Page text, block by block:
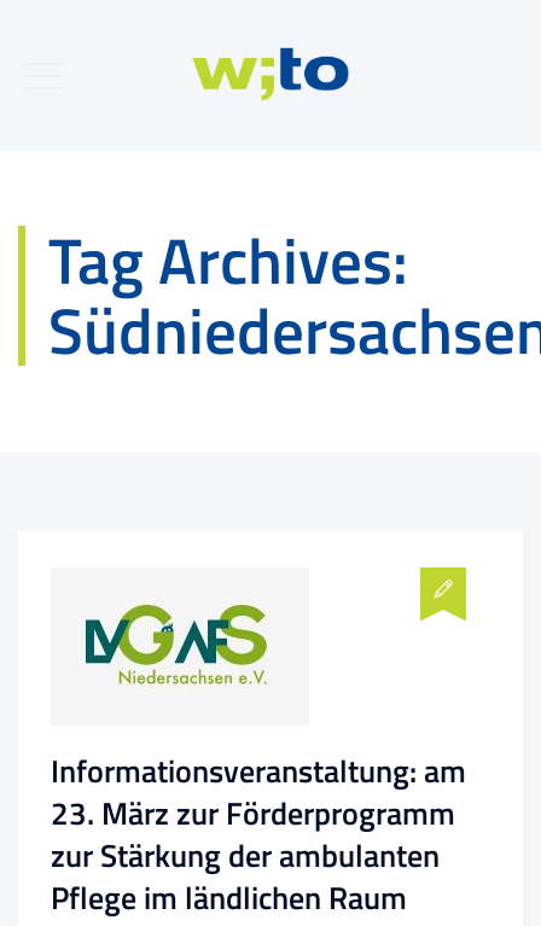
Tag Archives:
Informationsveranstaltung: am
23. März zur Förderprogramm
zur Stärkung der ambulanten
Pflege im ländlichen Raum